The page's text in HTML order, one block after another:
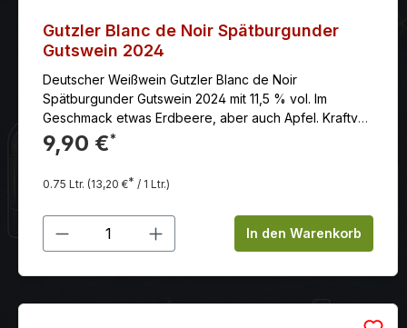
Gutzler Blanc de Noir Spätburgunder
Gutswein 2024
Deutscher Weißwein Gutzler Blanc de Noir
Spätburgunder Gutswein 2024 mit 11,5 % vol. Im
Geschmack etwas Erdbeere, aber auch Apfel. Kraftvoll
und lang mit einer seidigen Harmonie.
9,90 €*
0.75 Ltr. (13,20 €* / 1 Ltr.)
Produkt Anzahl: Gib denIn den Warenkorb